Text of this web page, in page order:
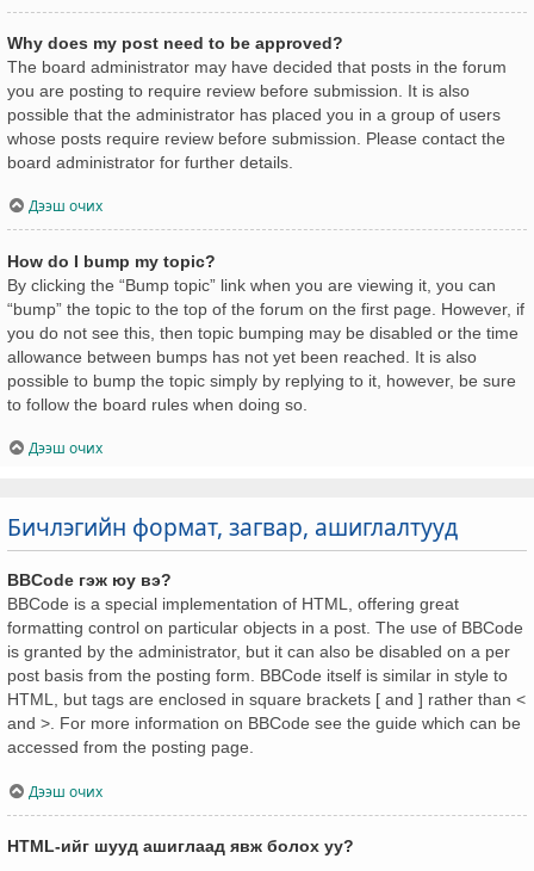
Why does my post need to be approved?
The board administrator may have decided that posts in the forum
you are posting to require review before submission. It is also
possible that the administrator has placed you in a group of users
whose posts require review before submission. Please contact the
board administrator for further details.
Дээш очих
How do I bump my topic?
By clicking the “Bump topic” link when you are viewing it, you can
“bump” the topic to the top of the forum on the first page. However, if
you do not see this, then topic bumping may be disabled or the time
allowance between bumps has not yet been reached. It is also
possible to bump the topic simply by replying to it, however, be sure
to follow the board rules when doing so.
Дээш очих
Бичлэгийн формат, загвар, ашиглалтууд
BBCode гэж юу вэ?
BBCode is a special implementation of HTML, offering great
formatting control on particular objects in a post. The use of BBCode
is granted by the administrator, but it can also be disabled on a per
post basis from the posting form. BBCode itself is similar in style to
HTML, but tags are enclosed in square brackets [ and ] rather than <
and >. For more information on BBCode see the guide which can be
accessed from the posting page.
Дээш очих
HTML-ийг шууд ашиглаад явж болох уу?